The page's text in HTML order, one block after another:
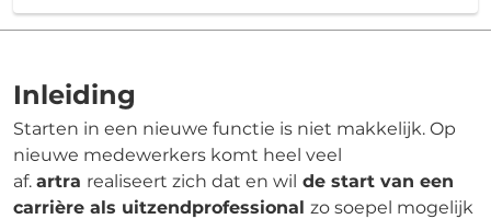
Inleiding
Starten in een nieuwe functie is niet makkelijk. Op
nieuwe medewerkers komt heel veel
af. artra realiseert zich dat en wil de start van een
carrière als uitzendprofessional zo soepel mogelijk